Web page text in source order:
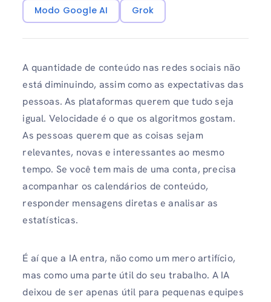
Modo Google AI
Grok
A quantidade de conteúdo nas redes sociais não
está diminuindo, assim como as expectativas das
pessoas. As plataformas querem que tudo seja
igual. Velocidade é o que os algoritmos gostam.
As pessoas querem que as coisas sejam
relevantes, novas e interessantes ao mesmo
tempo. Se você tem mais de uma conta, precisa
acompanhar os calendários de conteúdo,
responder mensagens diretas e analisar as
estatísticas.
É aí que a IA entra, não como um mero artifício,
mas como uma parte útil do seu trabalho. A IA
deixou de ser apenas útil para pequenas equipes